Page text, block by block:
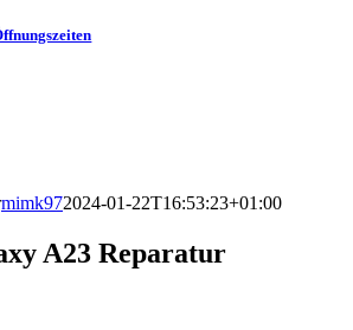
mimk972024-01-22T16:53:23+01:00
A23 Reparatur